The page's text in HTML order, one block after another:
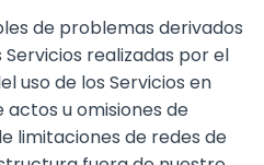
de problemas derivados
realizadas por el
uso de los Servicios en
actos u omisiones de
limitaciones de redes de